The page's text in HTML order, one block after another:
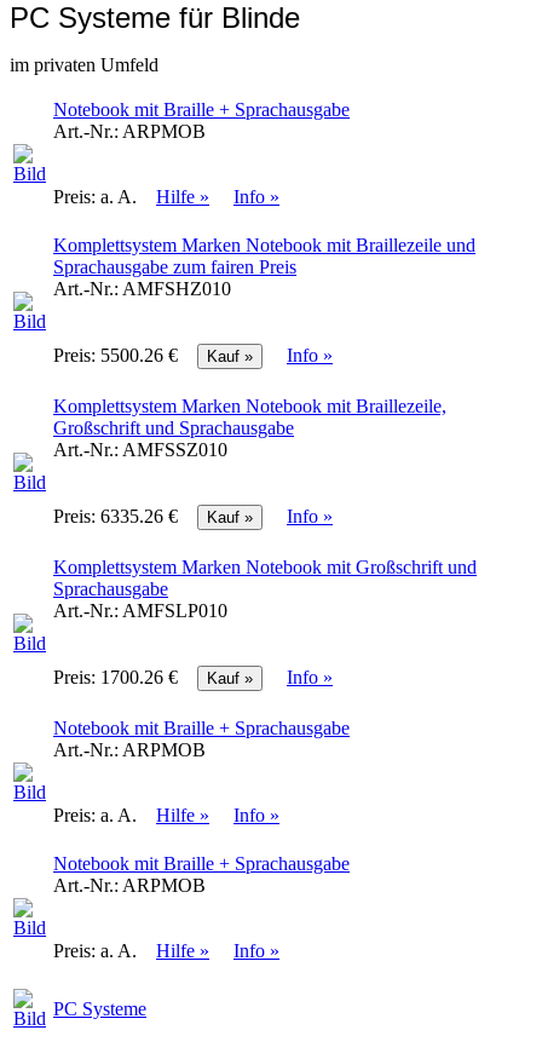
PC Systeme für Blinde
im privaten Umfeld
Notebook mit Braille + Sprachausgabe
Art.-Nr.: ARPMOB
Preis: a. A. Hilfe » Info »
Komplettsystem Marken Notebook mit Braillezeile und
Sprachausgabe zum fairen Preis
Art.-Nr.: AMFSHZ010
Preis: 5500.26 € Info »
Komplettsystem Marken Notebook mit Braillezeile,
Großschrift und Sprachausgabe
Art.-Nr.: AMFSSZ010
Preis: 6335.26 € Info »
Komplettsystem Marken Notebook mit Großschrift und
Sprachausgabe
Art.-Nr.: AMFSLP010
Preis: 1700.26 € Info »
Notebook mit Braille + Sprachausgabe
Art.-Nr.: ARPMOB
Preis: a. A. Hilfe » Info »
Notebook mit Braille + Sprachausgabe
Art.-Nr.: ARPMOB
Preis: a. A. Hilfe » Info »
PC Systeme